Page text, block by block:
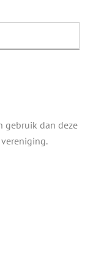
gebruik dan deze